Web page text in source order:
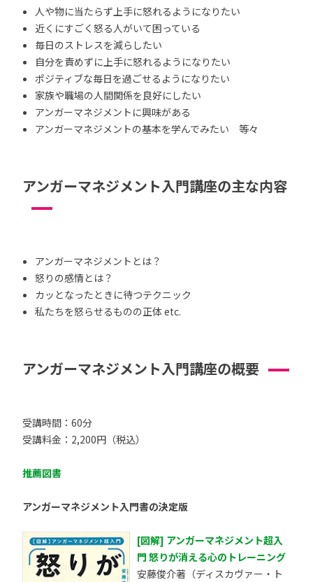
人や物に当たらず上手に怒れるようになりたい
近くにすごく怒る人がいて困っている
毎日のストレスを減らしたい
自分を責めずに上手に怒れるようになりたい
ポジティブな毎日を過ごせるようになりたい
家族や職場の人間関係を良好にしたい
アンガーマネジメントに興味がある
アンガーマネジメントの基本を学んでみたい 等々
アンガーマネジメント入門講座の主な内容
アンガーマネジメントとは？
怒りの感情とは？
カッとなったときに待つテクニック
私たちを怒らせるものの正体 etc.
アンガーマネジメント入門講座の概要
受講時間：60分
受講料金：2,200円（税込）
推薦図書
アンガーマネジメント入門書の決定版
[図解] アンガーマネジメント超入
門 怒りが消える心のトレーニング
安藤俊介著（ディスカヴァー・ト